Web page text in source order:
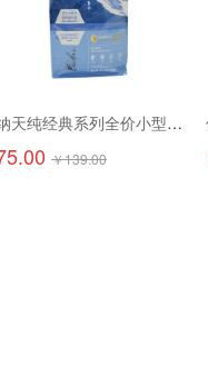
伯纳天纯经典系列全价小型犬幼年期犬粮1.5kg
￥139.00